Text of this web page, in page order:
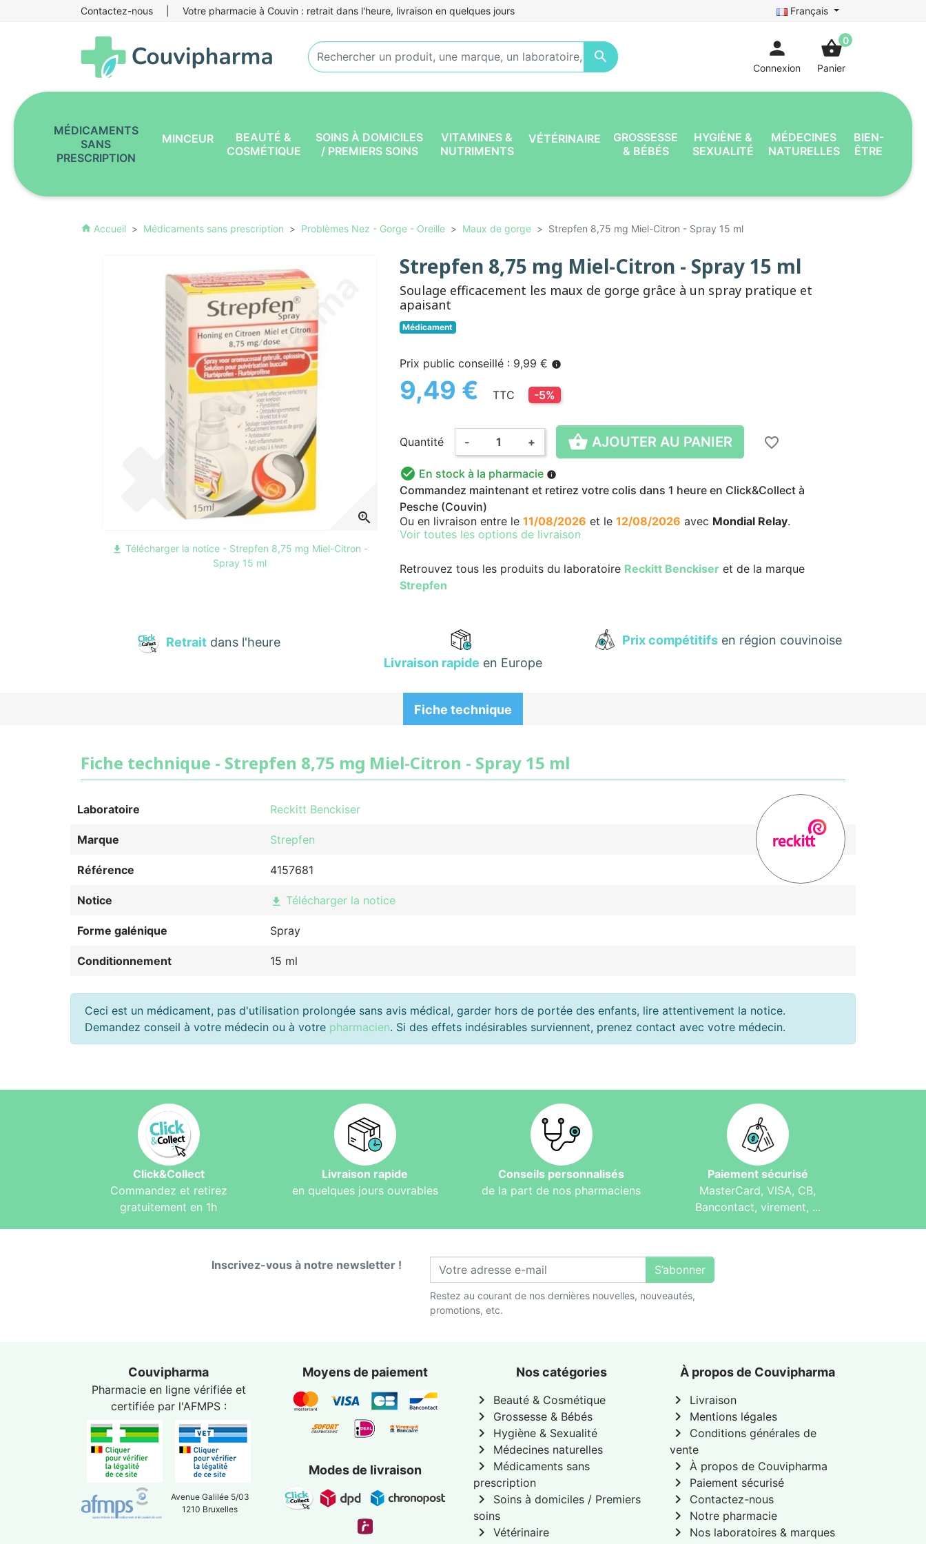
Contactez-nous Votre pharmacie à Couvin : retrait dans l'heure, livraison en quelques jours Français
 person
Connexion
shopping_basket0
Panier
MÉDICAMENTS
SANS
PRESCRIPTION
MINCEUR
BEAUTÉ &
COSMÉTIQUE
SOINS À DOMICILES
/ PREMIERS SOINS
VITAMINES &
NUTRIMENTS
VÉTÉRINAIRE
GROSSESSE
& BÉBÉS
HYGIÈNE &
SEXUALITÉ
MÉDECINES
NATURELLES
BIEN-
ÊTRE
home Accueil Médicaments sans prescription Problèmes Nez - Gorge - Oreille Maux de gorge Strepfen 8,75 mg Miel-Citron - Spray 15 ml
zoom_in
file_download Télécharger la notice - Strepfen 8,75 mg Miel-Citron -
Spray 15 ml
Strepfen 8,75 mg Miel-Citron - Spray 15 ml
Soulage efficacement les maux de gorge grâce à un spray pratique et
apaisant
Médicament
Prix public conseillé : 9,99 € info
9,49 € TTC -5%
Quantité - +  AJOUTER AU PANIER
favorite_border
 En stock à la pharmacie info
Commandez maintenant et retirez votre colis dans 1 heure en Click&Collect à
Pesche (Couvin)
Ou en livraison entre le 11/08/2026 et le 12/08/2026 avec Mondial Relay.
Voir toutes les options de livraison
Retrouvez tous les produits du laboratoire Reckitt Benckiseret de la marque
Strepfen
Retraitdans l'heure
Livraison rapide en Europe
Prix compétitifsen région couvinoise
Fiche technique
Fiche technique - Strepfen 8,75 mg Miel-Citron - Spray 15 ml
Laboratoire Reckitt Benckiser
Marque Strepfen
Référence 4157681
Notice file_download Télécharger la notice
Forme galénique Spray
Conditionnement 15 ml
Ceci est un médicament, pas d'utilisation prolongée sans avis médical, garder hors de portée des enfants, lire attentivement la notice.
Demandez conseil à votre médecin ou à votre pharmacien. Si des effets indésirables surviennent, prenez contact avec votre médecin.
Click&Collect
Commandez et retirez
gratuitement en 1h
Livraison rapide
en quelques jours ouvrables
Conseils personnalisés
de la part de nos pharmaciens
Paiement sécurisé
MasterCard, VISA, CB,
Bancontact, virement, ...
Inscrivez-vous à notre newsletter ! S’abonner
Restez au courant de nos dernières nouvelles, nouveautés,
promotions, etc.
Couvipharma
Pharmacie en ligne vérifiée et
certifiée par l'AFMPS:
Avenue Galilée 5/03
1210 Bruxelles
Moyens de paiement
Modes de livraison
Nos catégories
chevron_right Beauté & Cosmétique
chevron_right Grossesse & Bébés
chevron_right Hygiène & Sexualité
chevron_right Médecines naturelles
chevron_right
Médicaments sans
prescription
chevron_right
Soins à domiciles / Premiers
soins
chevron_right Vétérinaire
À propos de Couvipharma
chevron_right Livraison
chevron_right Mentions légales
chevron_right
Conditions générales de
vente
chevron_right À propos de Couvipharma
chevron_right Paiement sécurisé
chevron_right Contactez-nous
chevron_right Notre pharmacie
chevron_right Nos laboratoires & marques